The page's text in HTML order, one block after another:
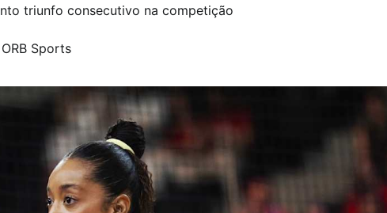
triunfo consecutivo na competição
Sports